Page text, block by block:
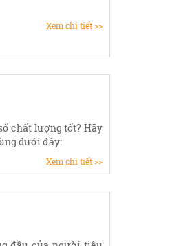
Xem chi tiết >>
chất lượng tốt? Hãy
dưới đây:
Xem chi tiết >>